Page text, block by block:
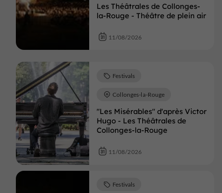
Les Théâtrales de Collonges-
la-Rouge - Théâtre de plein air
11/08/2026
"Les Misérables" d'après Victor
Hugo - Les Théâtrales de
Collonges-la-Rouge
Festivals
Collonges-la-Rouge
11/08/2026
Festivals